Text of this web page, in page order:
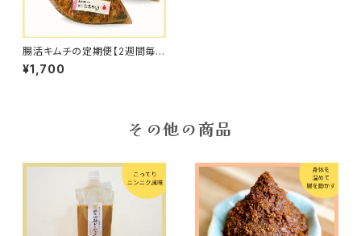
腸活キムチの定期便【2週間毎/5
00g】
¥1,700
その他の商品